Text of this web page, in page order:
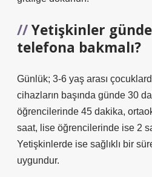
Yetişkinler
telefona bakmalı?
Günlük; 3-6 yaş arası
cihazların başında günde 30
öğrencilerinde 45 dakika,
saat, lise öğrencilerinde ise 2
Yetişkinlerde ise sağlıklı bir
uygundur.